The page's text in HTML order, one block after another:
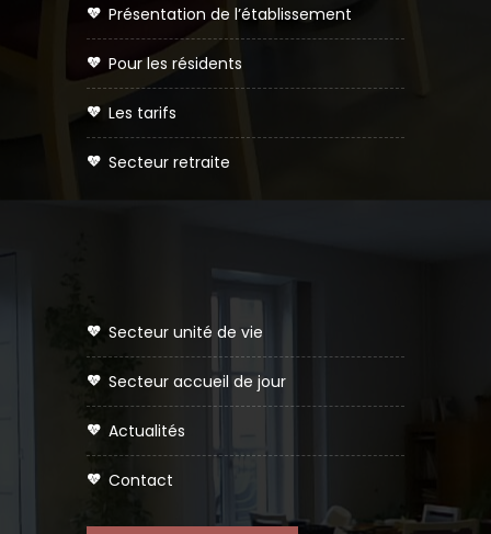
présentation de l’établissement
pour les résidents
les tarifs
secteur retraite
secteur unité de vie
secteur accueil de jour
actualités
contact